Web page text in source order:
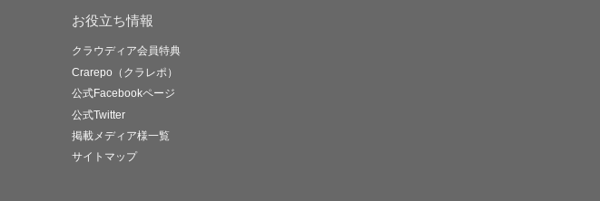
お役立ち情報
クラウディア会員特典
Crarepo（クラレポ）
公式Facebookページ
公式Twitter
掲載メディア様一覧
サイトマップ